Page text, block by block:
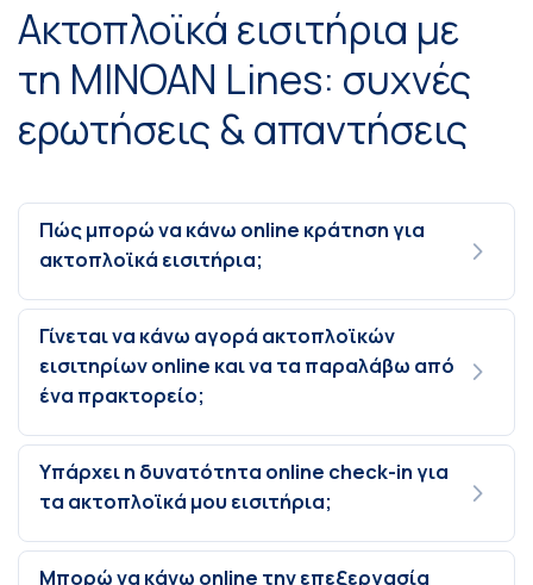
Ακτοπλοϊκά εισιτήρια με
τη MINOAN Lines: συχνές
ερωτήσεις & απαντήσεις
Πώς μπορώ να κάνω online κράτηση για
ακτοπλοϊκά εισιτήρια;
Γίνεται να κάνω αγορά ακτοπλοϊκών
εισιτηρίων online και να τα παραλάβω από
ένα πρακτορείο;
Υπάρχει η δυνατότητα online check-in για
τα ακτοπλοϊκά μου εισιτήρια;
Μπορώ να κάνω online την επεξεργασία